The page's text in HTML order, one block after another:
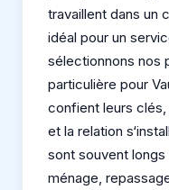
travaillent dans un
idéal pour un
sélectionnons nos
particulière pour
confient leurs
et la relation
sont souvent
ménage,